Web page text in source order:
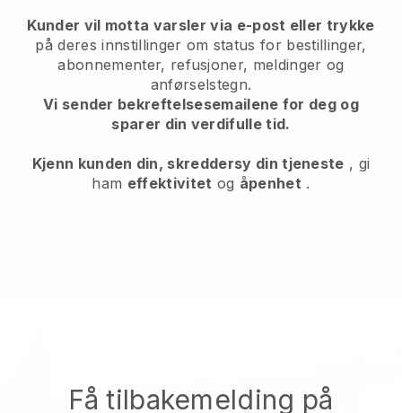
Kunder vil motta varsler via e-post eller trykke
på deres innstillinger om status for bestillinger,
abonnementer, refusjoner, meldinger og
anførselstegn.
Vi sender bekreftelsesemailene for deg og
sparer din verdifulle tid.
Kjenn kunden din, skreddersy din tjeneste , gi
ham effektivitet og åpenhet .
Få tilbakemelding på